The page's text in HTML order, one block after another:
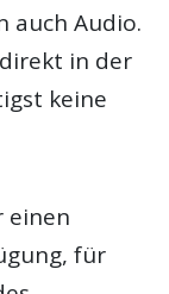
auch Audio.
in der
keine
einen
für